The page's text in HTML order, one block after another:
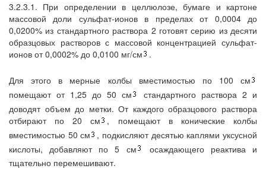
3.2.3.1. При определении в целлюлозе, бумаге и картоне
массовой доли сульфат-ионов в пределах от 0,0004 до
0,0200% из стандартного раствора 2 готовят серию из десяти
образцовых растворов с массовой концентрацией сульфат-
ионов от 0,0002% до 0,0100 мг/см
.
Для этого в мерные колбы вместимостью по 100 см
помещают от 1,25 до 50 см
стандартного раствора 2 и
доводят объем до метки. От каждого образцового раствора
отбирают по 20 см
, помещают в конические колбы
вместимостью 50 см
, подкисляют десятью каплями уксусной
кислоты, добавляют по 5 см
осаждающего реактива и
тщательно перемешивают.